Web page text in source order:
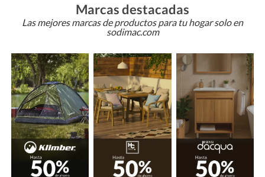
Marcas destacadas
Las mejores marcas de productos para tu hogar solo en
sodimac.com